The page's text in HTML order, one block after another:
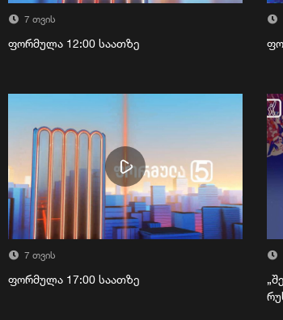
7 თვის
ფორმულა 12:00 საათზე
7 თვის
ფორმულა 17:00 საათზე